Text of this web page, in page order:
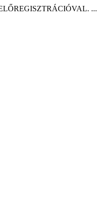
ELŐREGISZTRÁCIÓVAL. ...